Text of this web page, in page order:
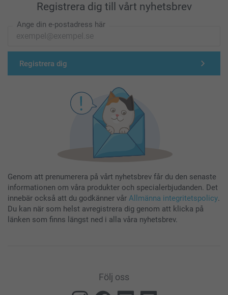
Registrera dig till vårt nyhetsbrev
Ange din e-postadress här
Registrera dig
Genom att prenumerera på vårt nyhetsbrev får du den senaste
informationen om våra produkter och specialerbjudanden. Det
innebär också att du godkänner vår Allmänna integritetspolicy.
Du kan när som helst avregistrera dig genom att klicka på
länken som finns längst ned i alla våra nyhetsbrev.
Följ oss